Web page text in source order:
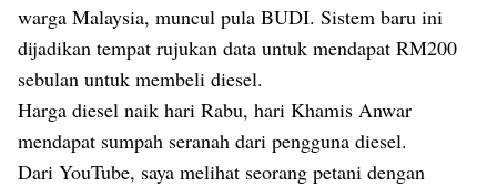
warga Malaysia, muncul pula BUDI. Sistem baru ini
dijadikan tempat rujukan data untuk mendapat RM200
sebulan untuk membeli diesel.
Harga diesel naik hari Rabu, hari Khamis Anwar
mendapat sumpah seranah dari pengguna diesel.
Dari YouTube, saya melihat seorang petani dengan